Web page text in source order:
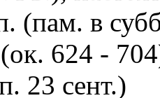
(пам. в
(ок. 624 -
23 сент.)